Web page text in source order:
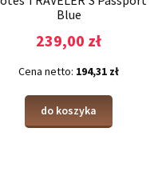
Blue
239,00 zł
Cena netto: 194,31 zł
do koszyka